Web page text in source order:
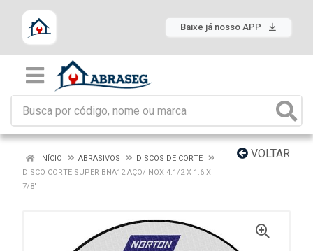
Baixe já nosso APP
VOLTAR
INÍCIO ABRASIVOS
DISCOS DE CORTE
DISCO CORTE SUPER BNA12 AÇO/INOX 4.1/2 X 1.6 X
7/8"